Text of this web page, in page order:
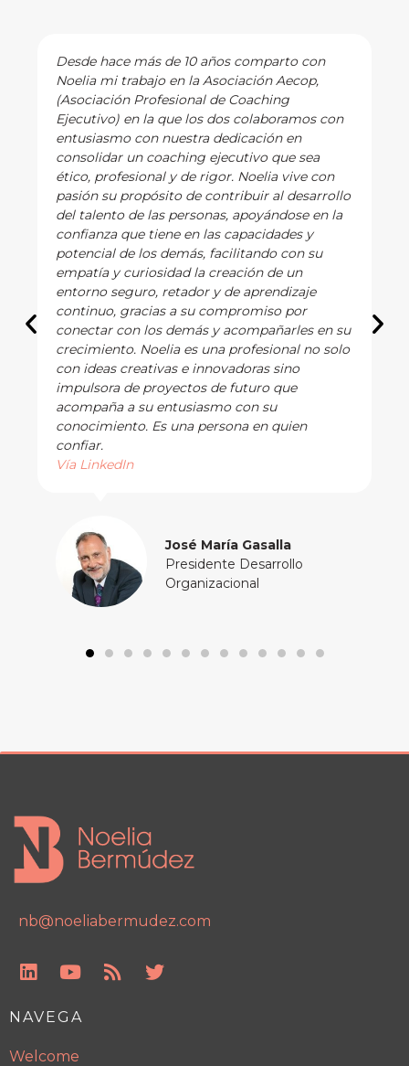
con
Aecop,
con
en
que sea
vive con
al desarrollo
en la
y
con su
de un
por
en su
no solo
sino
en quien
I have the privilege of working
part of the team of coaches and
lead. Noelia demonstrates
and understanding in her work
clients. She has the ability to see
business challenges, as well as
circumstances that fill the lives
guiding them to make the
necessary to achieve their goals.
consummate professional and is
upbeat and caring. She is a
with and I highly recommend
Vía LinkedIn
Successful
nb@noeliabermudez.com
NAVEGA
Welcome